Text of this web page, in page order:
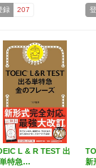
録 207
L & R TEST 出
特急…
新